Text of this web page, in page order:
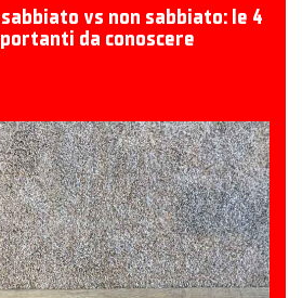
vs non sabbiato: le 4
da conoscere